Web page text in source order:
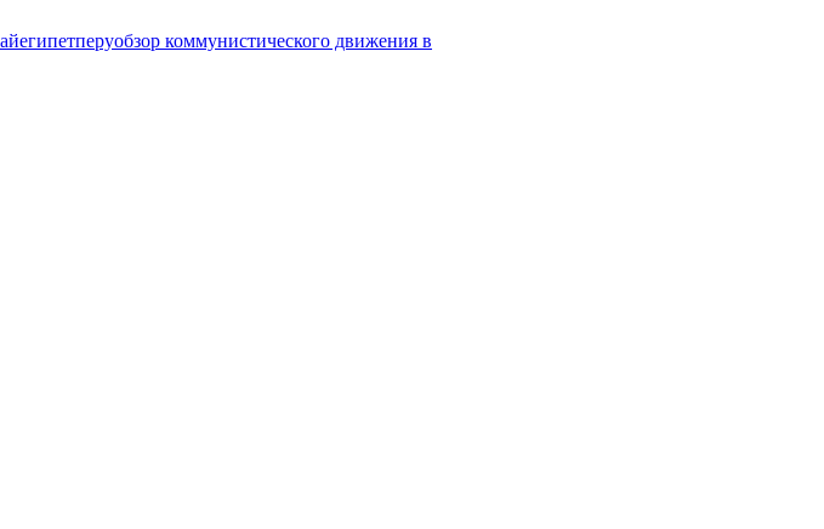
египетперуобзор коммунистического движения в